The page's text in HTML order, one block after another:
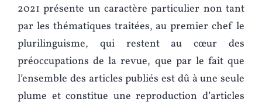
2021 présente un caractère particulier non tant
par les thématiques traitées, au premier chef le
plurilinguisme, qui restent au cœur des
préoccupations de la revue, que par le fait que
l’ensemble des articles publiés est dû à une seule
plume et constitue une reproduction d’articles